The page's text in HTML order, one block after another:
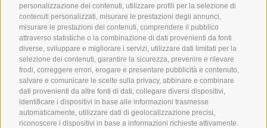
personalizzazione dei contenuti, utilizzare profili per la selezione di
contenuti personalizzati, misurare le prestazioni degli annunci,
misurare le prestazioni dei contenuti, comprendere il pubblico
attraverso statistiche o la combinazione di dati provenienti da fonti
diverse, sviluppare e migliorare i servizi, utilizzare dati limitati per la
selezione dei contenuti, garantire la sicurezza, prevenire e rilevare
frodi, correggere errori, erogare e presentare pubblicità e contenuto,
salvare e comunicare le scelte sulla privacy, abbinare e combinare
dati provenienti da altre fonti di dati, collegare diversi dispositivi,
identificare i dispositivi in base alle informazioni trasmesse
automaticamente, utilizzare dati di geolocalizzazione precisi,
riconoscere i dispositivi in base a informazioni richieste attivamente.
Contattateci
Gasthof Kircher | Fam. Harder
Via Umes 10 | 39050 Fiè allo Sciliar (BZ) | Italia
Tel.+39 0471 725 151
Fax+39 0471 724 396
info@gasthof-kircher.it